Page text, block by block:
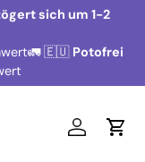
sich um 1-2
🇪🇺 Potofrei
Einloggen